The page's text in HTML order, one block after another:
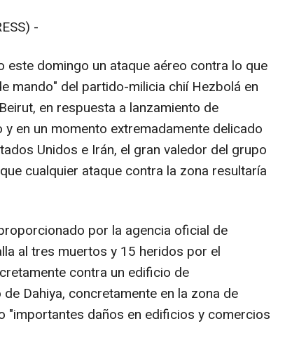
-
este domingo un ataque aéreo contra lo que
mando" del partido-milicia chií Hezbolá en
en respuesta a lanzamiento de
en un momento extremadamente delicado
Unidos e Irán, el gran valedor del grupo
cualquier ataque contra la zona resultaría
por la agencia oficial de
al tres muertos y 15 heridos por el
contra un edificio de
Dahiya, concretamente en la zona de
"importantes daños en edificios y comercios